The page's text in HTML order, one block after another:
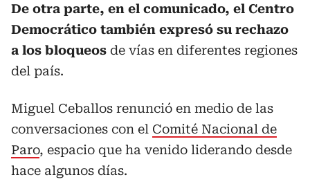
De otra parte, en el comunicado, el Centro
Democrático también expresó su rechazo
a los bloqueos de vías en diferentes regiones
del país.
Miguel Ceballos renunció en medio de las
conversaciones con el Comité Nacional de
Paro, espacio que ha venido liderando desde
hace algunos días.